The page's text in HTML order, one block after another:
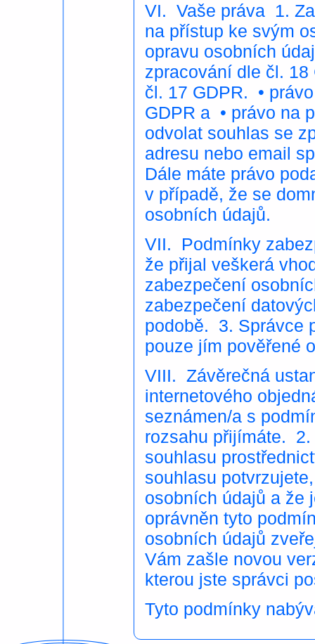
VI. Vaše práva 1.
na přístup ke svým
opravu osobních
zpracování dle čl.
čl. 17 GDPR. •
GDPR a • právo na
odvolat souhlas se
adresu nebo email
Dále máte právo
v případě, že se
osobních údajů.
VII. Podmínky
že přijal veškerá
zabezpečení
zabezpečení
podobě. 3. Správce
pouze jím pověřené
VIII. Závěrečná
internetového
seznámen/a s
rozsahu přijímáte.
souhlasu
souhlasu
osobních údajů a že
oprávněn tyto
osobních údajů
Vám zašle novou
kterou jste správci
Tyto podmínky